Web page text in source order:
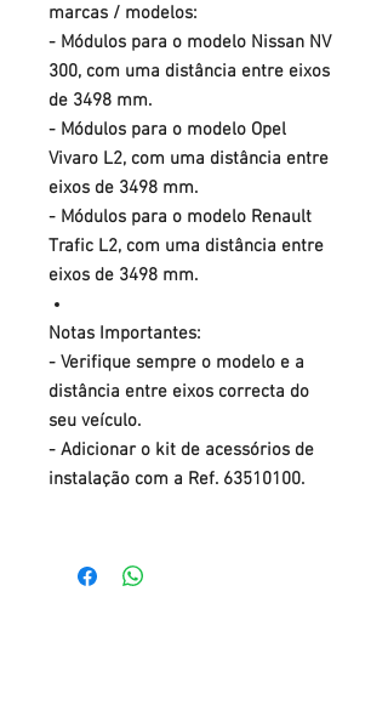
marcas / modelos:
- Módulos para o modelo Nissan NV
300, com uma distância entre eixos
de 3498 mm.
- Módulos para o modelo Opel
Vivaro L2, com uma distância entre
eixos de 3498 mm.
- Módulos para o modelo Renault
Trafic L2, com uma distância entre
eixos de 3498 mm.
Notas Importantes:
- Verifique sempre o modelo e a
distância entre eixos correcta do
seu veículo.
- Adicionar o kit de acessórios de
instalação com a Ref. 63510100.